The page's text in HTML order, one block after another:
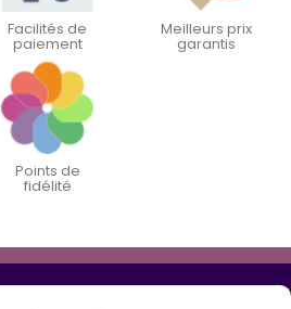
Facilités de
paiement
Meilleurs prix
garantis
Points de
fidélité